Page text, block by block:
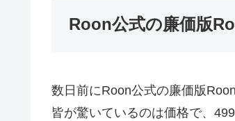
Roon公式の廉価版
数日前にRoon公式の廉価版
皆が驚いているのは価格で、